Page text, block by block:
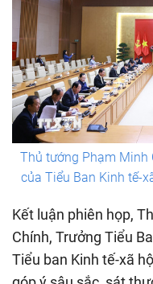
Thủ tướng Phạm Minh
của Tiểu Ban Kinh tế-
Kết luận phiên họp,
Chính, Trưởng Tiểu
Tiểu ban Kinh tế-xã